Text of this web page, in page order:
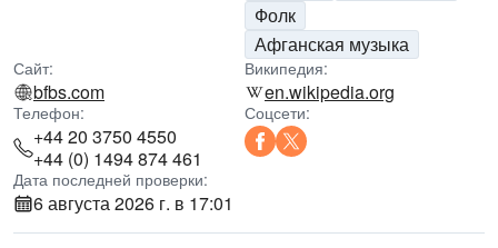
Фолк
Афганская музыка
Сайт:
bfbs.com
Википедия:
en.wikipedia.org
Телефон:
+44 20 3750 4550
+44 (0) 1494 874 461
Соцсети:
Дата последней проверки:
6 августа 2026 г. в 17:01